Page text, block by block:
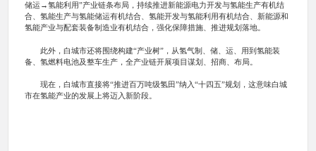
储运→氢能利用”产业链条布局，持续推进新能源电力开发与氢能生产有机结
合、氢能生产与氢能储运有机结合、氢能开发与氢能利用有机结合、新能源和
氢能产业与配套装备制造业有机结合，强化保障措施、推进规划落地。
此外，白城市还将围绕构建“产业树”，从氢气制、储、运、用到氢能装
备、氢燃料电池及整车生产，全产业链开展项目谋划、招商、布局。
现在，白城市直接将“推进百万吨级氢田”纳入“十四五”规划，这意味白城
市在氢能产业的发展上将迈入新阶段。